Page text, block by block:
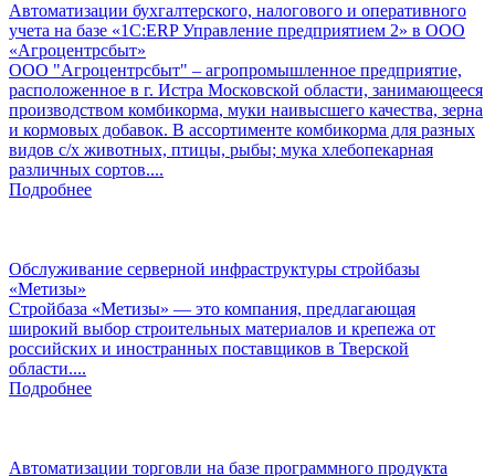
Автоматизации бухгалтерского, налогового и оперативного
учета на базе «1С:ERP Управление предприятием 2» в ООО
«Агроцентрсбыт»
ООО "Агроцентрсбыт" – агропромышленное предприятие,
расположенное в г. Истра Московской области, занимающееся
производством комбикорма, муки наивысшего качества, зерна
и кормовых добавок. В ассортименте комбикорма для разных
видов с/х животных, птицы, рыбы; мука хлебопекарная
различных сортов....
Подробнее
Обслуживание серверной инфраструктуры стройбазы
«Метизы»
Стройбаза «Метизы» — это компания, предлагающая
широкий выбор строительных материалов и крепежа от
российских и иностранных поставщиков в Тверской
области....
Подробнее
Автоматизации торговли на базе программного продукта